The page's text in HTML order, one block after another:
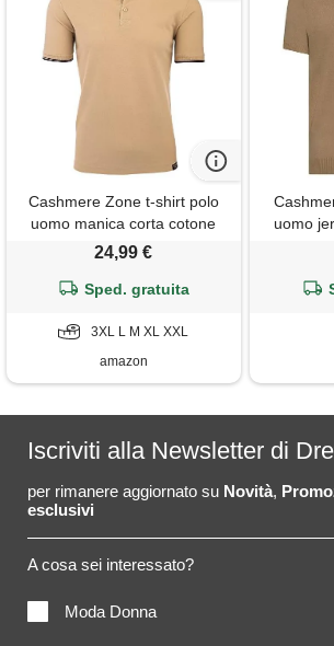
Cashmere Zone t-shirt polo
uomo manica corta cotone
piquet maglietta sportiva
24,99 €
Sped. gratuita
3XL L M XL XXL
amazon
uomo
polo
corta
Iscriviti alla Newsletter di
per rimanere aggiornato su Novità,
esclusivi
A cosa sei interessato?
Moda Donna